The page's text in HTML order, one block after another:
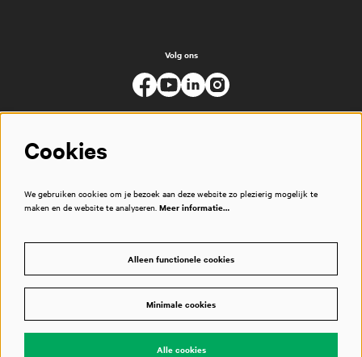
Volg ons
Cookies
We gebruiken cookies om je bezoek aan deze website zo plezierig mogelijk te
maken en de website te analyseren. Meer informatie…
Alleen functionele cookies
Minimale cookies
Alle cookies